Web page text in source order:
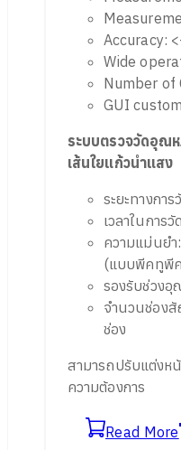
Accuracy:
Wide
Number of
GUI
ระบบตรวจวัดอุณ
เส้นใยแก้วนำแสง
ระยะทางกา
เวลาในการ
ความแม่นยำ
(แบบพีคทูพี
รองรับช่วงอุ
จำนวนช่อง
ช่อง
สามารถปรับแต่งห
ความต้องการ
Read More